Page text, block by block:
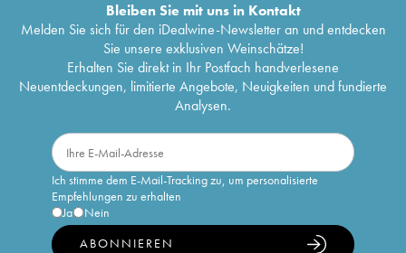
Bleiben Sie mit uns in Kontakt
Melden Sie sich für den iDealwine-Newsletter an und entdecken
Sie unsere exklusiven Weinschätze!
Erhalten Sie direkt in Ihr Postfach handverlesene
Neuentdeckungen, limitierte Angebote, Neuigkeiten und fundierte
Analysen.
Ich stimme dem E-Mail-Tracking zu, um personalisierte
Empfehlungen zu erhalten
Ja
Nein
ABONNIEREN